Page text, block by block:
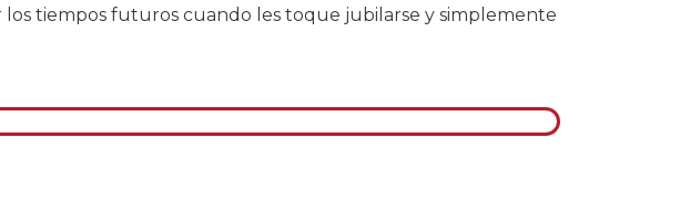
tiempos futuros cuando les toque jubilarse y simplemente